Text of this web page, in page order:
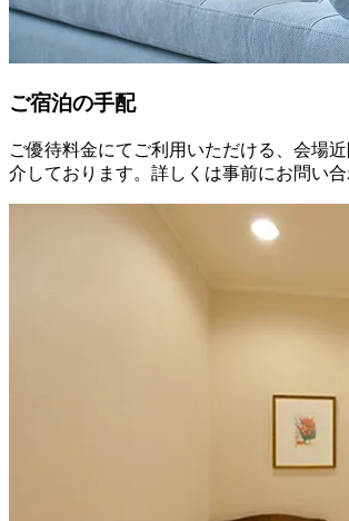
ご宿泊の手配
ご優待料金にてご利用いただける、会場
介しております。詳しくは事前にお問い合